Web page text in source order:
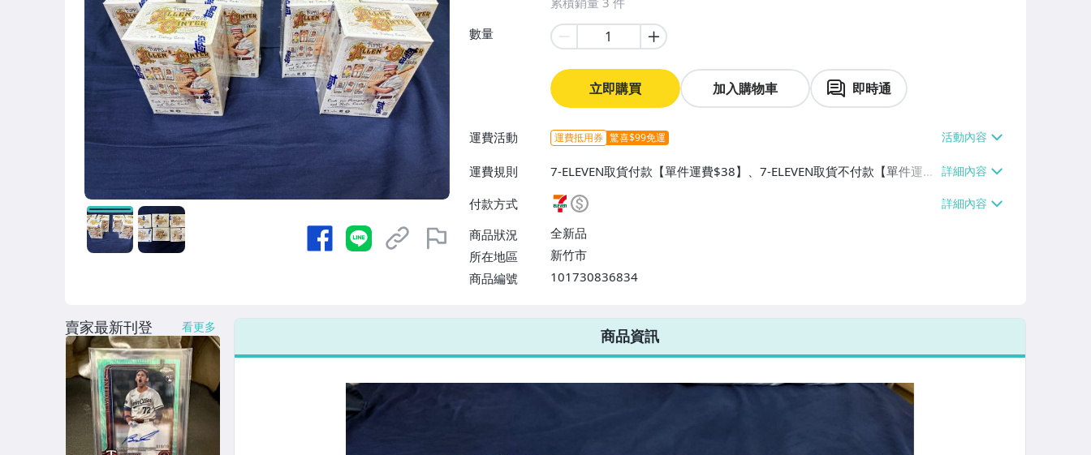
數量
立即購買 加入購物車 即時通
運費活動 運費抵用券 驚喜$99免運
運費規則
7-ELEVEN取貨付款【單件運費$38】、7-ELEVEN取貨不付款【單件運費
$38】
付款方式
商品狀況
全新品
所在地區
新竹市
商品編號
101730836834
7-ELEVEN 運費只要38元
不限金額、筆數，筆筆優惠無限次！
商品資訊
賣家最新刊登 看更多